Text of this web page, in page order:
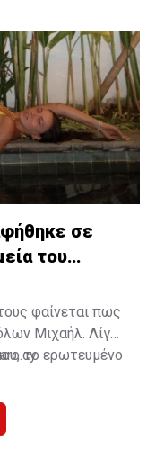
οικογένεια
στο Πόρτο Χέλι.
σε
του
φαίνεται πως
Μιχαήλ. Λίγες
το ερωτευμένο
στον